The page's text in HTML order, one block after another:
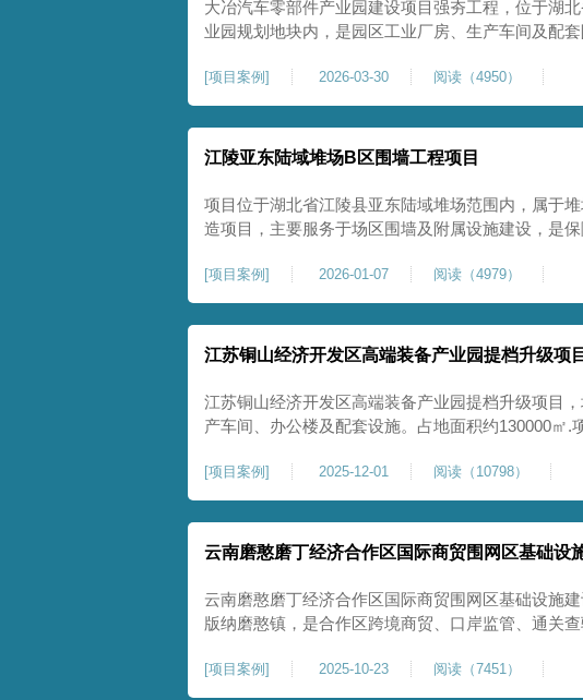
大冶汽车零部件产业园建设项目强夯工程，位于湖
业园规划地块内，是园区工业厂房、生产车间及配
散、土质均匀性较差、土体固结度不足，天然地基承
生产厂房对地基平整度、整体刚度、沉降控
[项目案例 ] 2026-03-30 阅读（4950）
江陵亚东陆域堆场B区围墙工程项目
项目位于湖北省江陵县亚东陆域堆场范围内，属于
造项目，主要服务于场区围墙及附属设施建设，是
㎡，施工范围为陆域堆场B区围墙沿线及配套场地。
不均、固结程度差，地基承载力较低，且堆
[项目案例 ] 2026-01-07 阅读（4979）
江苏铜山经济开发区高端装备产业园提档升级项
江苏铜山经济开发区高端装备产业园提档升级项目
产车间、办公楼及配套设施。占地面积约130000㎡.
压缩模量≥5MPa，工程实施后将有效提升场地整体
均匀沉降隐患，为园区高端装备产业项目
[项目案例 ] 2025-12-01 阅读（10798）
云南磨憨磨丁经济合作区国际商贸围网区基础设
云南磨憨磨丁经济合作区国际商贸围网区基础设施
版纳磨憨镇，是合作区跨境商贸、口岸监管、通关
夯加固施工工艺，通过全场地强夯提升地基承载力、
围网区后续建（构）筑物及重型作业场地使
[项目案例 ] 2025-10-23 阅读（7451）